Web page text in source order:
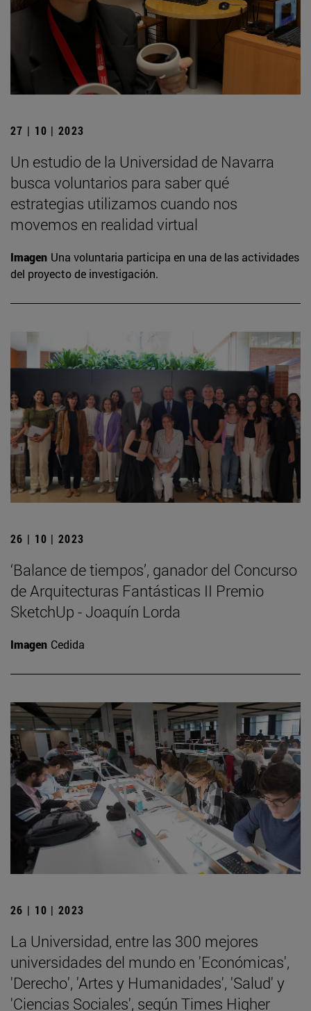
27 | 10 | 2023
Un estudio de la Universidad de Navarra
busca voluntarios para saber qué
estrategias utilizamos cuando nos
movemos en realidad virtual
Imagen Una voluntaria participa en una de las actividades
del proyecto de investigación.
26 | 10 | 2023
‘Balance de tiempos’, ganador del Concurso
de Arquitecturas Fantásticas II Premio
SketchUp - Joaquín Lorda
Imagen Cedida
26 | 10 | 2023
La Universidad, entre las 300 mejores
universidades del mundo en 'Económicas',
'Derecho', 'Artes y Humanidades', 'Salud' y
'Ciencias Sociales', según Times Higher